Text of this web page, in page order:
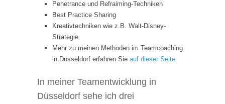
Penetrance und Refraiming-Techniken
Best Practice Sharing
Kreativtechniken wie z.B. Walt-Disney-
Strategie
Mehr zu meinen Methoden im Teamcoaching
in Düsseldorf erfahren Sie auf dieser Seite.
In meiner Teamentwicklung in
Düsseldorf sehe ich drei